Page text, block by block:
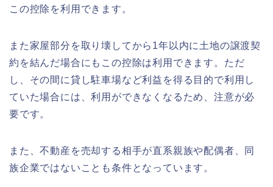
この控除を利用できます。
また家屋部分を取り壊してから1年以内に土地の譲渡契
約を結んだ場合にもこの控除は利用できます。ただ
し、その間に貸し駐車場など利益を得る目的で利用し
ていた場合には、利用ができなくなるため、注意が必
要です。
また、不動産を売却する相手が直系親族や配偶者、同
族企業ではないことも条件となっています。